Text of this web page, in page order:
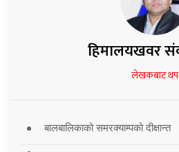
हिमालयखवर
लेखकबाट थप
बालबालिकाको समरक्याम्पको दीक्षान्त